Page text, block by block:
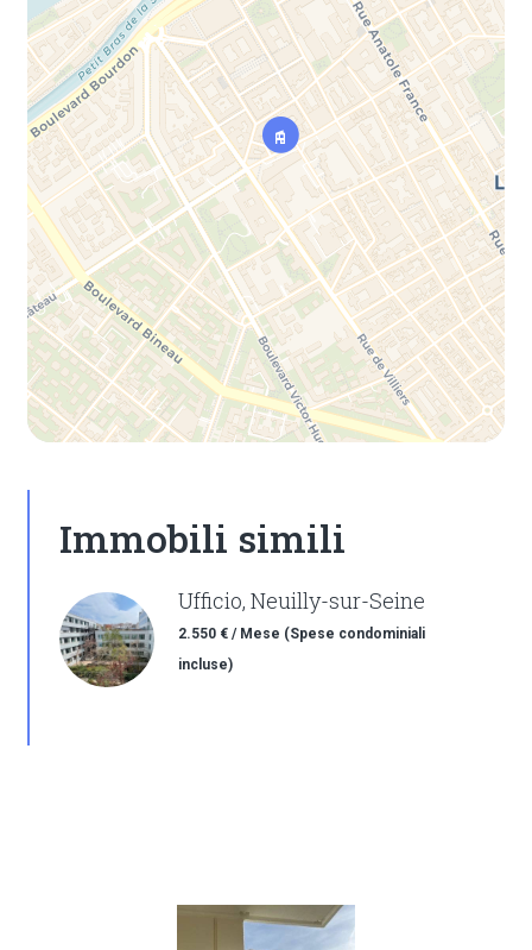
Immobili simili
Ufficio, Neuilly-sur-Seine
2.550 € / Mese (Spese condominiali
incluse)